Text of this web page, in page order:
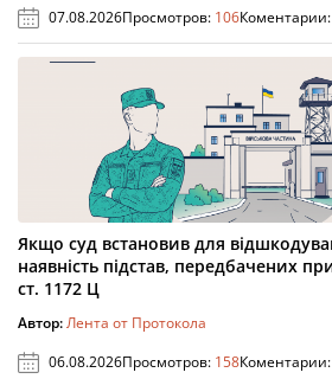
07.08.2026Просмотров: 106Коментарии:
Якщо суд встановив для
наявність підстав, передбачених
ст. 1172 Ц
Автор:Лента от Протокола
06.08.2026Просмотров: 158Коментарии: